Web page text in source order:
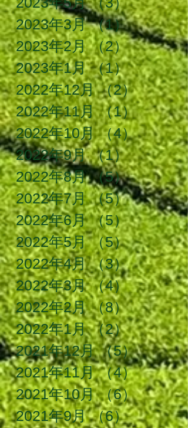
2023年3月 （1）1件の記事
2023年2月 （2）2件の記事
2023年1月 （1）1件の記事
2022年12月 （2）2件の記
2022年11月 （1）1件の記
2022年10月 （4）4件の記
2022年9月 （1）1件の記事
2022年8月 （5）5件の記事
2022年7月 （5）5件の記事
2022年6月 （5）5件の記事
2022年5月 （5）5件の記事
2022年4月 （3）3件の記事
2022年3月 （4）4件の記事
2022年2月 （8）8件の記事
2022年1月 （2）2件の記事
2021年12月 （5）5件の記
2021年11月 （4）4件の記
2021年10月 （6）6件の記
2021年9月 （6）6件の記事